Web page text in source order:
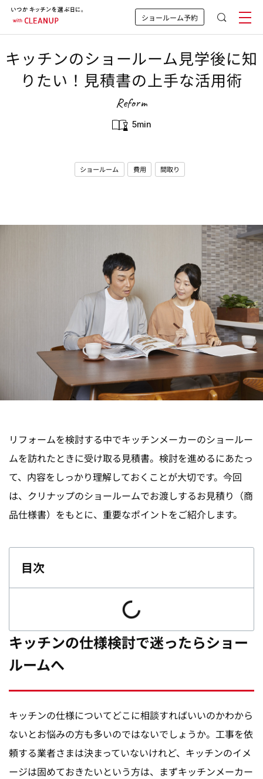
ショールーム予約
キッチンのショールーム見学後に知
りたい！見積書の上手な活用術
Reform
5min
ショールーム 費用 間取り
リフォームを検討する中でキッチンメーカーのショールー
ムを訪れたときに受け取る見積書。検討を進めるにあたっ
て、内容をしっかり理解しておくことが大切です。今回
は、クリナップのショールームでお渡しするお見積り（商
品仕様書）をもとに、重要なポイントをご紹介します。
目次
キッチンの仕様検討で迷ったらショー
ルームへ
キッチンの仕様についてどこに相談すればいいのかわから
ないとお悩みの方も多いのではないでしょうか。工事を依
頼する業者さまは決まっていないけれど、キッチンのイメ
ージは固めておきたいという方は、まずキッチンメーカー